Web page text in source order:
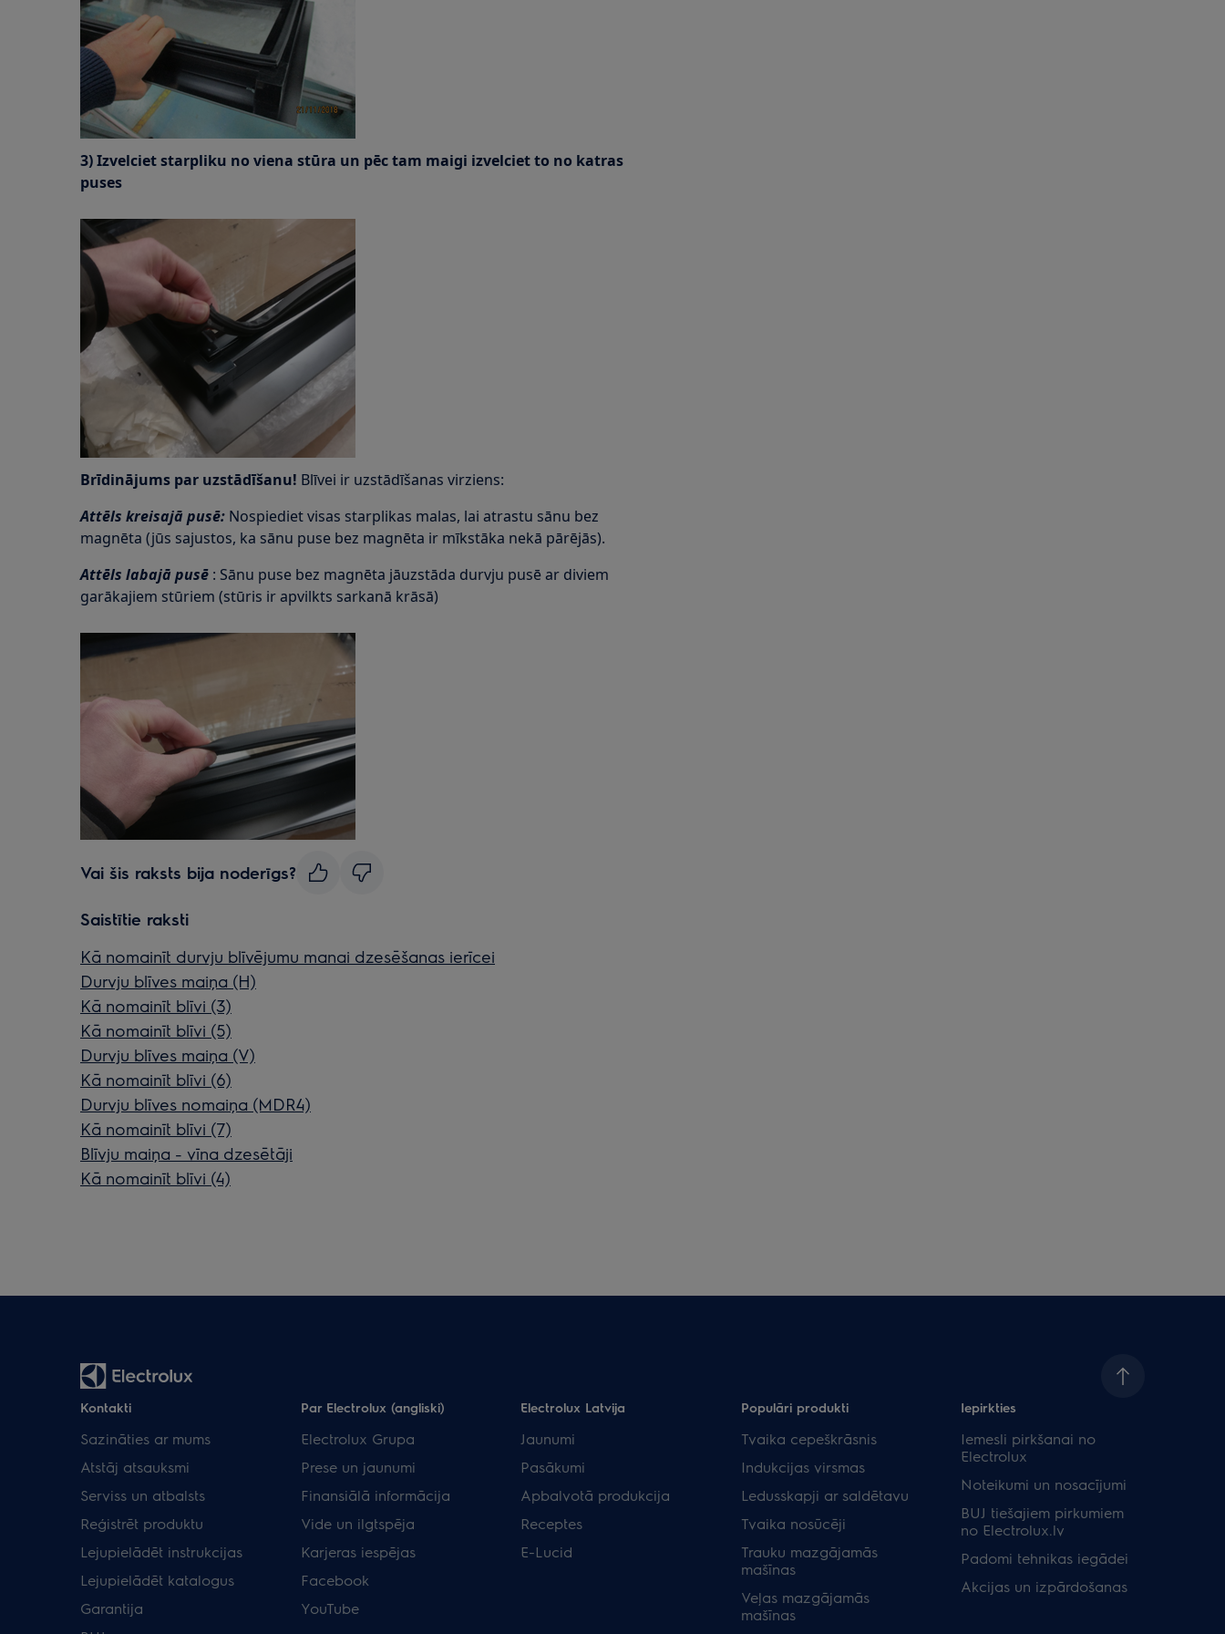
3) Izvelciet starpliku no viena stūra un pēc tam maigi izvelciet to no katras
puses
Brīdinājums par uzstādīšanu! Blīvei ir uzstādīšanas virziens:
Attēls kreisajā pusē: Nospiediet visas starplikas malas, lai atrastu sānu bez
magnēta (jūs sajustos, ka sānu puse bez magnēta ir mīkstāka nekā pārējās).
Attēls labajā pusē : Sānu puse bez magnēta jāuzstāda durvju pusē ar diviem
garākajiem stūriem (stūris ir apvilkts sarkanā krāsā)
Vai šis raksts bija noderīgs?
Saistītie raksti
Kā nomainīt durvju blīvējumu manai dzesēšanas ierīcei
Durvju blīves maiņa (H)
Kā nomainīt blīvi (3)
Kā nomainīt blīvi (5)
Durvju blīves maiņa (V)
Kā nomainīt blīvi (6)
Durvju blīves nomaiņa (MDR4)
Kā nomainīt blīvi (7)
Blīvju maiņa - vīna dzesētāji
Kā nomainīt blīvi (4)
Kontakti
Sazināties ar mums
Atstāj atsauksmi
Serviss un atbalsts
Reģistrēt produktu
Lejupielādēt instrukcijas
Lejupielādēt katalogus
Garantija
Par Electrolux (angliski)
Electrolux Grupa
Prese un jaunumi
Finansiālā informācija
Vide un ilgtspēja
Karjeras iespējas
Facebook
YouTube
Electrolux Latvija
Jaunumi
Pasākumi
Apbalvotā produkcija
Receptes
E-Lucid
Populāri produkti
Tvaika cepeškrāsnis
Indukcijas virsmas
Ledusskapji ar saldētavu
Tvaika nosūcēji
Trauku mazgājamās
mašīnas
Veļas mazgājamās
mašīnas
Iepirkties
Iemesli pirkšanai no
Electrolux
Noteikumi un nosacījumi
BUJ tiešajiem pirkumiem
no Electrolux.lv
Padomi tehnikas iegādei
Akcijas un izpārdošanas